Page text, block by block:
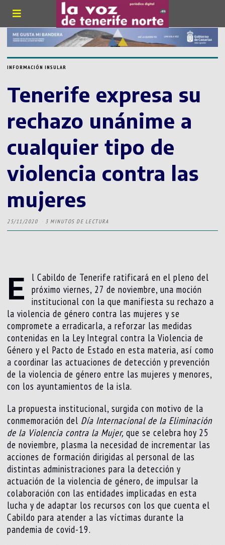
INFORMACIÓN INSULAR
Tenerife expresa su
rechazo unánime a
cualquier tipo de
violencia contra las
mujeres
25/11/2020 3 MINUTOS DE LECTURA
E
l Cabildo de Tenerife ratificará en el pleno del
próximo viernes, 27 de noviembre, una moción
institucional con la que manifiesta su rechazo a
la violencia de género contra las mujeres y se
compromete a erradicarla, a reforzar las medidas
contenidas en la Ley Integral contra la Violencia de
Género y el Pacto de Estado en esta materia, así como
a coordinar las actuaciones de detección y prevención
de la violencia de género entre las mujeres y menores,
con los ayuntamientos de la isla.
La propuesta institucional, surgida con motivo de la
conmemoración del Día Internacional de la Eliminación
de la Violencia contra la Mujer,que se celebra hoy 25
de noviembre, plasma la necesidad de incrementar las
acciones de formación dirigidas al personal de las
distintas administraciones para la detección y
actuación de la violencia de género, de impulsar la
colaboración con las entidades implicadas en esta
lucha y de adaptar los recursos con los que cuenta el
Cabildo para atender a las víctimas durante la
pandemia de covid-19.